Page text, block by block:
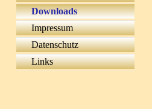
Downloads
Impressum
Datenschutz
Links